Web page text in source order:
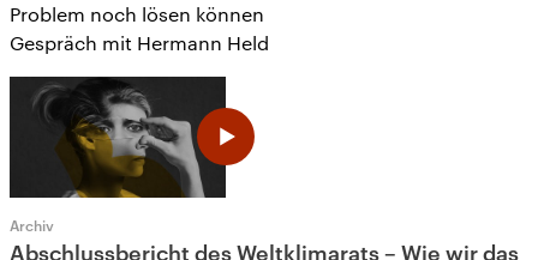
Problem noch lösen können
Gespräch mit Hermann Held
Archiv
Abschlussbericht des Weltklimarats – Wie wir das